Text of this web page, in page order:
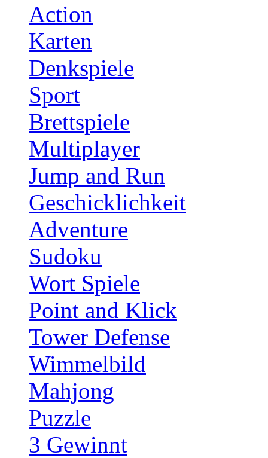
Action
Karten
Denkspiele
Sport
Brettspiele
Multiplayer
Jump and Run
Geschicklichkeit
Adventure
Sudoku
Wort Spiele
Point and Klick
Tower Defense
Wimmelbild
Mahjong
Puzzle
3 Gewinnt